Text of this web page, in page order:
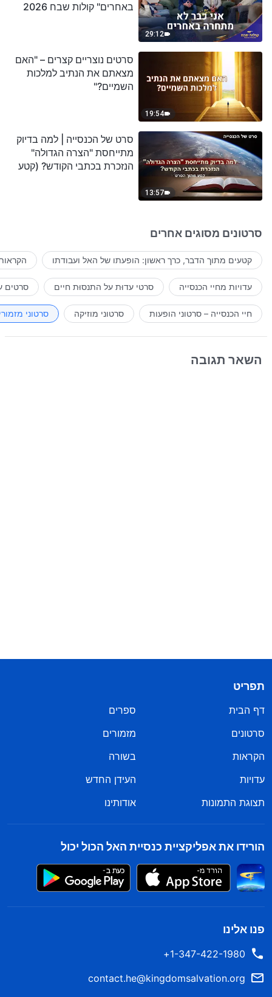
29:12
באחרים" קולות שבח 2026
19:54
סרטים נוצריים קצרים – "האם
מצאתם את הנתיב למלכות
השמיים?"
13:57
סרט של הכנסייה | למה בדיוק
מתייחסת "הצרה הגדולה"
הנזכרת בכתבי הקודש? (קטע
סרטונים מסוגים אחרים
קטעים מתוך הדבר, כרך ראשון: הופעתו של האל ועבודתו
עדויות מחיי הכנסייה סרטי עדוּת על התנסוּת חיים סרטים
חיי הכנסייה – סרטוני הופעות סרטוני מוזיקה סרטוני
השאר תגובה
תפריט
דף הבית
ספרים
סרטונים
מזמורים
הקראות
בשורה
עדויות
העידן החדש
תצוגת התמונות
אודותינו
הורידו את אפליקציית כנסיית האל הכול יכול
פנו אלינו
1-347-422-1980+
contact.he@kingdomsalvation.org